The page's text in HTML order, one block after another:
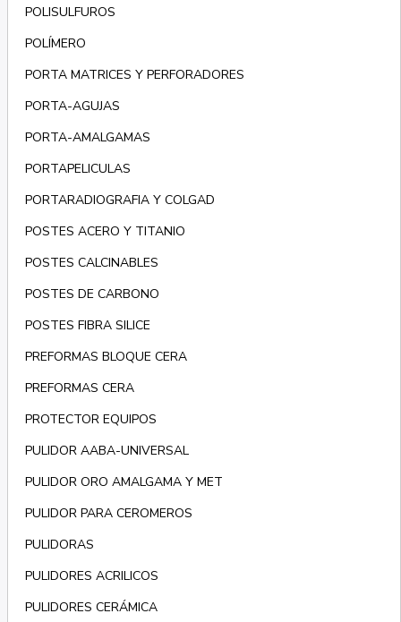
POLISULFUROS
POLÍMERO
PORTA MATRICES Y PERFORADORES
PORTA-AGUJAS
PORTA-AMALGAMAS
PORTAPELICULAS
PORTARADIOGRAFIA Y COLGAD
POSTES ACERO Y TITANIO
POSTES CALCINABLES
POSTES DE CARBONO
POSTES FIBRA SILICE
PREFORMAS BLOQUE CERA
PREFORMAS CERA
PROTECTOR EQUIPOS
PULIDOR AABA-UNIVERSAL
PULIDOR ORO AMALGAMA Y MET
PULIDOR PARA CEROMEROS
PULIDORAS
PULIDORES ACRILICOS
PULIDORES CERÁMICA